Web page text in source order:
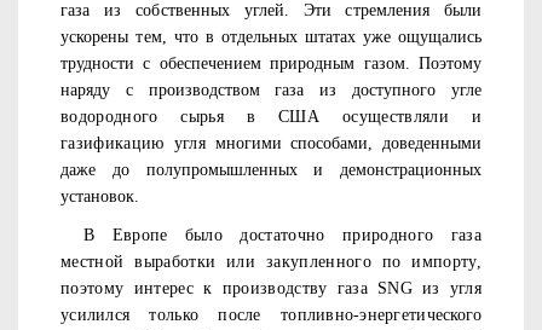
газа из соб­ственных углей. Эти стремления были
ускорены тем, что в отдель­ных штатах уже ощущались
трудности с обеспечением природным газом. Поэтому
наряду с производством газа из доступного угле­
водородного сырья в США осуществляли и
газификацию угля многими способами, доведенными
даже до полупромышленных и демонстрационных
установок.
В Европе было достаточно природного газа
местной выработ­ки или закупленного по импорту,
поэтому интерес к производст­ву газа SNG из угля
усилился только после топливно-энергети­ческого